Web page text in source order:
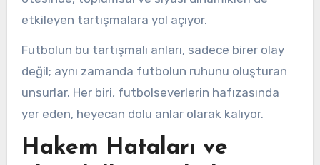
etkileyen tartışmalara yol açıyor.
Futbolun bu tartışmalı anları, sadece birer olay
değil; aynı zamanda futbolun ruhunu oluşturan
unsurlar. Her biri, futbolseverlerin hafızasında
yer eden, heyecan dolu anlar olarak kalıyor.
Hakem Hataları ve